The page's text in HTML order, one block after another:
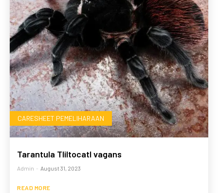
CARESHEET PEMELIHARAAN
Tarantula Tliltocatl vagans
Admin - August 31, 2023
READ MORE